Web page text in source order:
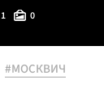
1 0
#МОСКВИЧ